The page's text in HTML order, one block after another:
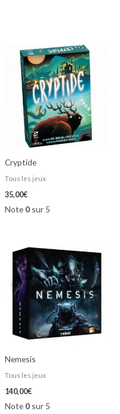
Cryptide
Tous les jeux
35,00€
Note 0sur 5
Nemesis
Tous les jeux
140,00€
Note 0sur 5